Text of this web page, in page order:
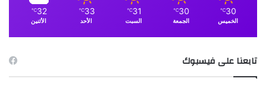
30
℃
الخميس
30
℃
الجمعة
31
℃
السبت
33
℃
الأحد
32
℃
الأثنين
تابعنا على فيسبوك